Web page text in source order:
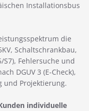
Installationsbus
die
Schaltschrankbau,
Fehlersuche und
DGUV 3 (E-Check),
und Projektierung.
individuelle